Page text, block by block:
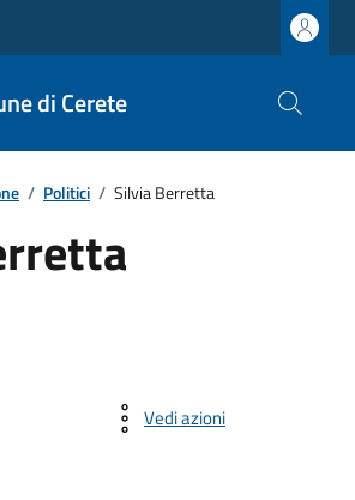
di Cerete
/ Politici / Silvia Berretta
Vedi azioni